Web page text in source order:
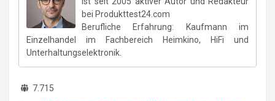
bei Produkttest24.com
Berufliche Erfahrung: Kaufmann im
Einzelhandel im Fachbereich Heimkino, HiFi und
Unterhaltungselektronik.
7.715